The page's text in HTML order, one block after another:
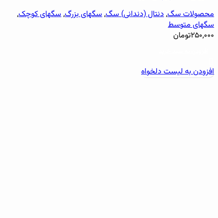
محصولات سگ,دنتال (دندانی) سگ,سگهای بزرگ,سگهای کوچک,
سگهای متوسط
۲۵۰,۰۰۰تومان
افزودن به لیست دلخواه